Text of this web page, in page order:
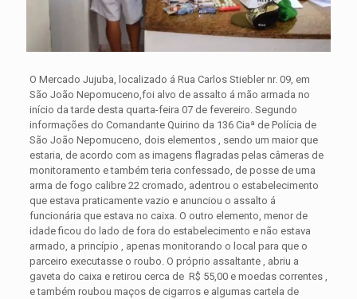
O Mercado Jujuba, localizado á Rua Carlos Stiebler nr. 09, em
São João Nepomuceno,foi alvo de assalto á mão armada no
início da tarde desta quarta-feira 07 de fevereiro. Segundo
informações do Comandante Quirino da 136 Ciaª de Polícia de
São João Nepomuceno, dois elementos , sendo um maior que
estaria, de acordo com as imagens flagradas pelas câmeras de
monitoramento e também teria confessado, de posse de uma
arma de fogo calibre 22 cromado, adentrou o estabelecimento
que estava praticamente vazio e anunciou o assalto á
funcionária que estava no caixa. O outro elemento, menor de
idade ficou do lado de fora do estabelecimento e não estava
armado, a princípio , apenas monitorando o local para que o
parceiro executasse o roubo. O próprio assaltante , abriu a
gaveta do caixa e retirou cerca de R$ 55,00 e moedas correntes ,
e também roubou maços de cigarros e algumas cartela de